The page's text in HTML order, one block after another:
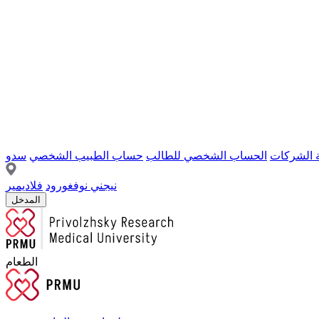
الشركات الحساب الشخصي للطالب حساب الطبيب الشخصي سدو
نيجني نوفغورود فلاديمير
المدخل
الطعام